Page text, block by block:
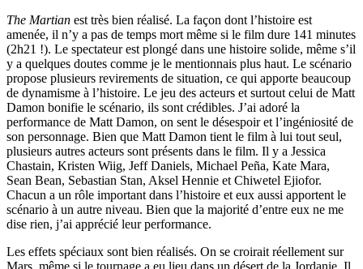
The Martian est très bien réalisé. La façon dont l’histoire est
amenée, il n’y a pas de temps mort même si le film dure 141 minutes
(2h21 !). Le spectateur est plongé dans une histoire solide, même s’il
y a quelques doutes comme je le mentionnais plus haut. Le scénario
propose plusieurs revirements de situation, ce qui apporte beaucoup
de dynamisme à l’histoire. Le jeu des acteurs et surtout celui de Matt
Damon bonifie le scénario, ils sont crédibles. J’ai adoré la
performance de Matt Damon, on sent le désespoir et l’ingéniosité de
son personnage. Bien que Matt Damon tient le film à lui tout seul,
plusieurs autres acteurs sont présents dans le film. Il y a Jessica
Chastain, Kristen Wiig, Jeff Daniels, Michael Peña, Kate Mara,
Sean Bean, Sebastian Stan, Aksel Hennie et Chiwetel Ejiofor.
Chacun a un rôle important dans l’histoire et eux aussi apportent le
scénario à un autre niveau. Bien que la majorité d’entre eux ne me
dise rien, j’ai apprécié leur performance.
Les effets spéciaux sont bien réalisés. On se croirait réellement sur
Mars, même si le tournage a eu lieu dans un désert de la Jordanie. Il